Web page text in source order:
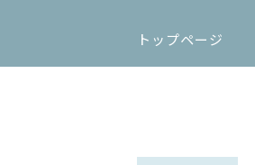
トップページ